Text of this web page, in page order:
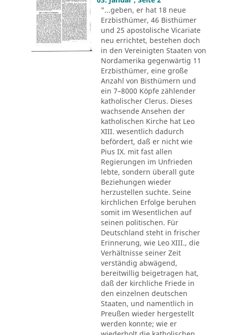
"...geben, er hat 18 neue
Erzbisthümer, 46 Bisthümer
und 25 apostolische Vicariate
neu errichtet, bestehen doch
in den Vereinigten Staaten von
Nordamerika gegenwärtig 11
Erzbisthümer, eine große
Anzahl von Bisthümern und
ein 7–8000 Köpfe zählender
katholischer Clerus. Dieses
wachsende Ansehen der
katholischen Kirche hat Leo
XIII. wesentlich dadurch
befördert, daß er nicht wie
Pius IX. mit fast allen
Regierungen im Unfrieden
lebte, sondern überall gute
Beziehungen wieder
herzustellen suchte. Seine
kirchlichen Erfolge beruhen
somit im Wesentlichen auf
seinen politischen. Für
Deutschland steht in frischer
Erinnerung, wie Leo XIII., die
Verhältnisse seiner Zeit
verständig abwägend,
bereitwillig beigetragen hat,
daß der kirchliche Friede in
den einzelnen deutschen
Staaten, und namentlich in
Preußen wieder hergestellt
werden konnte; wie er